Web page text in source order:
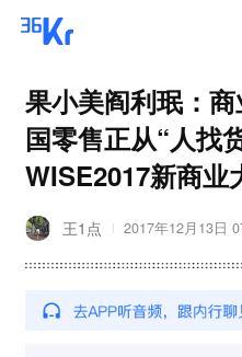
果小美阎利珉：
国零售正从“人找
WISE2017新商业
王1点 2017年12月13日